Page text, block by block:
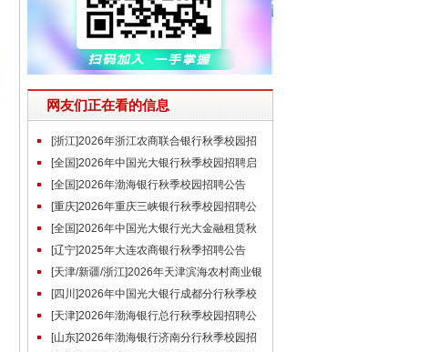
网友们正在看的信息
[浙江]2026年浙江农商联合银行秋季校园招
聘公告[全国]2026年中国光大银行秋季校园招聘启
事
[全国]2026年渤海银行秋季校园招聘公告
[重庆]2026年重庆三峡银行秋季校园招聘公
告
[全国]2026年中国光大银行光大金融租赁秋
季校园招聘公告
[辽宁]2025年大连农商银行秋季招聘公告
[天津/新疆/浙江]2026年天津滨海农村商业银
行秋季校园招聘简章
[四川]2026年中国光大银行成都分行秋季校
园招聘公告
[天津]2026年渤海银行总行秋季校园招聘公
告
[山东]2026年渤海银行济南分行秋季校园招